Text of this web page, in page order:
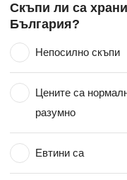
Скъпи ли са
България?
Непосилно скъпи
Цените са
разумно
Евтини са